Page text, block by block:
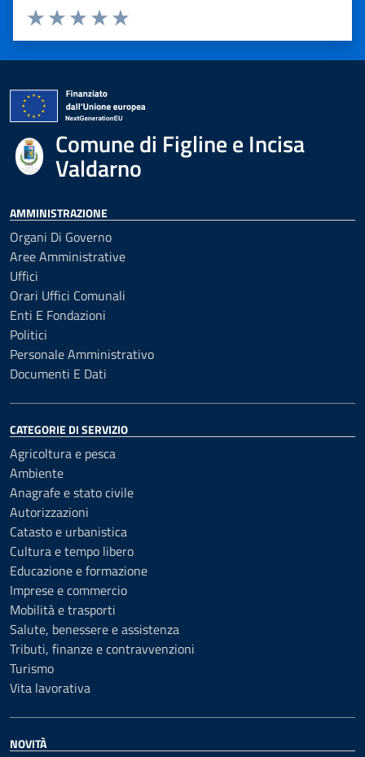
Valuta 5 stelle su 5
Valuta 4 stelle su 5
Valuta 3 stelle su 5
Valuta 2 stelle su 5
Valuta 1 stelle su 5
Comune di Figline e Incisa
Valdarno
AMMINISTRAZIONE
Organi Di Governo
Aree Amministrative
Uffici
Orari Uffici Comunali
Enti E Fondazioni
Politici
Personale Amministrativo
Documenti E Dati
CATEGORIE DI SERVIZIO
Agricoltura e pesca
Ambiente
Anagrafe e stato civile
Autorizzazioni
Catasto e urbanistica
Cultura e tempo libero
Educazione e formazione
Imprese e commercio
Mobilità e trasporti
Salute, benessere e assistenza
Tributi, finanze e contravvenzioni
Turismo
Vita lavorativa
NOVITÀ